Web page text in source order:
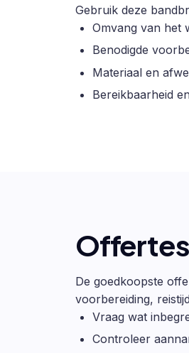
Gebruik deze
Omvang van het
Benodigde
Materiaal en
Bereikbaarheid
De goedkoopste
voorbereiding,
Vraag wat
Controleer